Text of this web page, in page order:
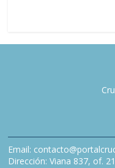
Email:
Dirección: Viana 837, of.